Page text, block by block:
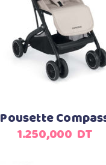
Ajouter au panier
Pousette
1.250,000 DT